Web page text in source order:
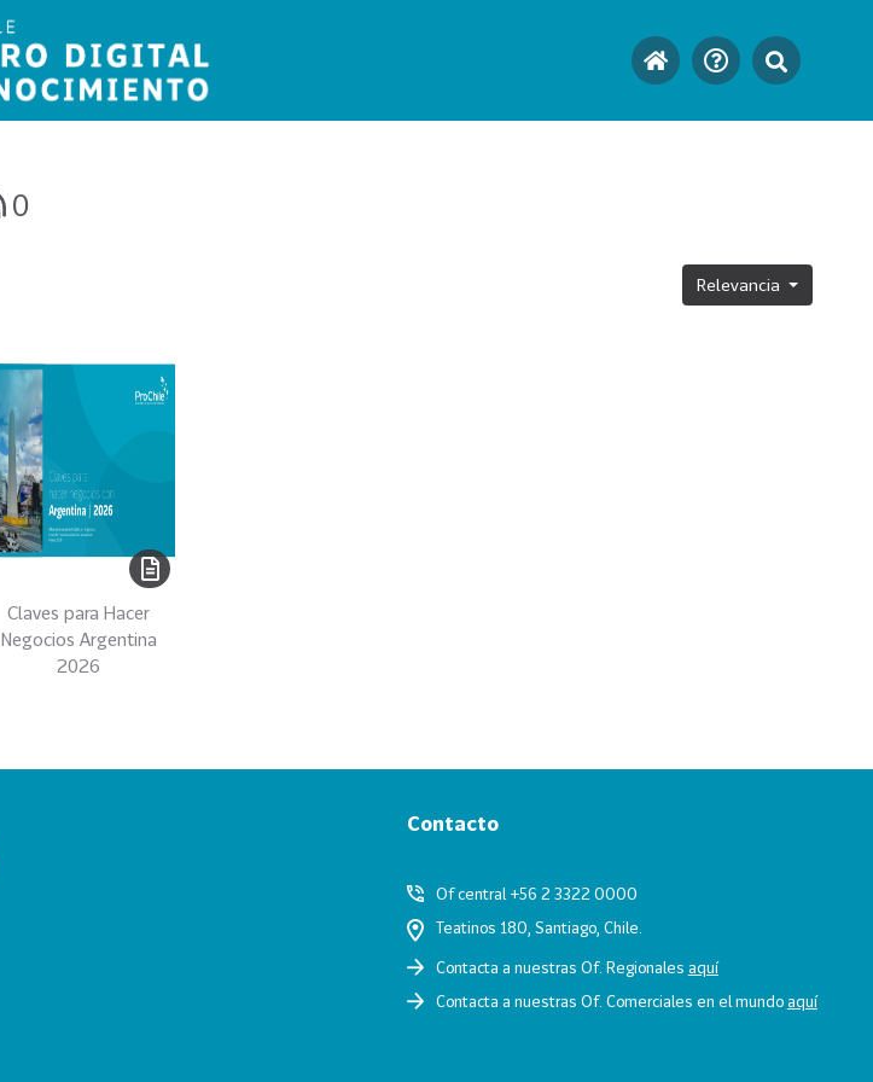
0
Relevancia
Claves para Hacer
Negocios Argentina
2026
Contacto
Of central +56 2 3322 0000
Teatinos 180, Santiago, Chile.
Contacta a nuestras Of. Regionales aquí
Contacta a nuestras Of. Comerciales en el mundoaquí